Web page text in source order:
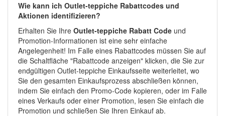
Wie kann ich Outlet-teppiche Rabattcodes und
Aktionen identifizieren?
Erhalten Sie Ihre Outlet-teppiche Rabatt Code und
Promotion-Informationen ist eine sehr einfache
Angelegenheit! Im Falle eines Rabattcodes müssen Sie auf
die Schaltfläche "Rabattcode anzeigen" klicken, die Sie zur
endgültigen Outlet-teppiche Einkaufsseite weiterleitet, wo
Sie den gesamten Einkaufsprozess abschließen können,
indem Sie einfach den Promo-Code kopieren, oder im Falle
eines Verkaufs oder einer Promotion, lesen Sie einfach die
Promotion und schließen Sie Ihren Einkauf ab.